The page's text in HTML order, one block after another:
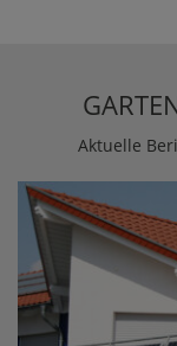
Aktuelle